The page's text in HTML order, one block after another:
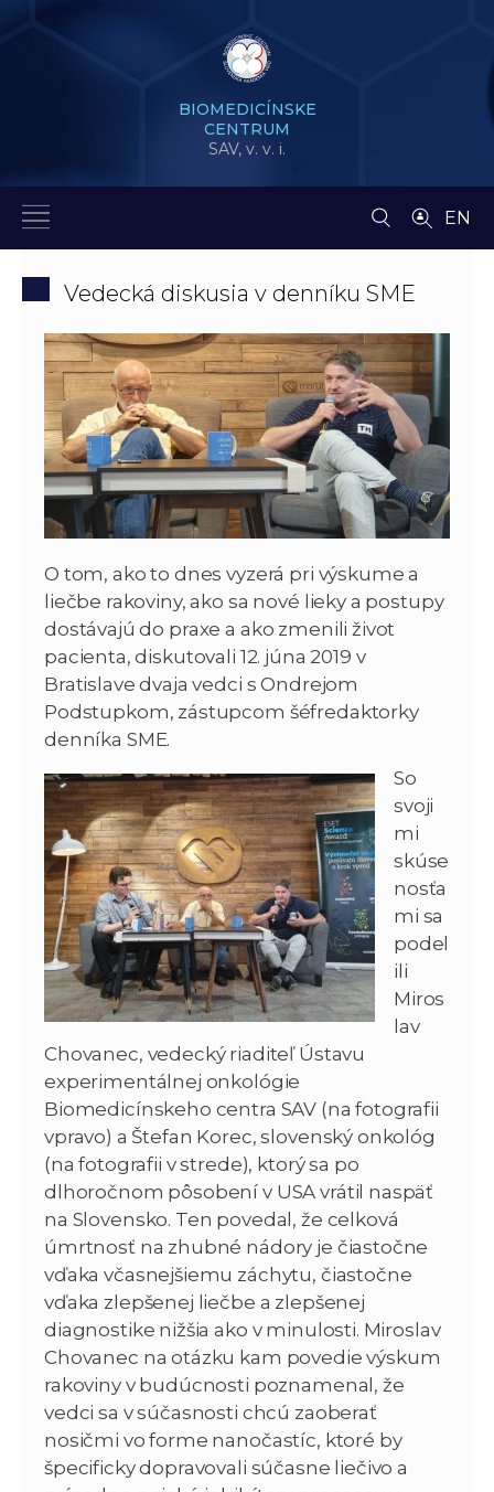
BIOMEDICÍNSKE
CENTRUM
SAV, v. v. i.
EN
Vedecká diskusia v denníku SME
O tom, ako to dnes vyzerá pri výskume a
liečbe rakoviny, ako sa nové lieky a postupy
dostávajú do praxe a ako zmenili život
pacienta, diskutovali 12. júna 2019 v
Bratislave dvaja vedci s Ondrejom
Podstupkom, zástupcom šéfredaktorky
denníka SME.
So
svoji
mi
skúse
nosťa
mi sa
podel
ili
Miros
lav
Chovanec, vedecký riaditeľ Ústavu
experimentálnej onkológie
Biomedicínskeho centra SAV (na fotografii
vpravo) a Štefan Korec, slovenský onkológ
(na fotografii v strede), ktorý sa po
dlhoročnom pôsobení v USA vrátil naspäť
na Slovensko. Ten povedal, že celková
úmrtnosť na zhubné nádory je čiastočne
vďaka včasnejšiemu záchytu, čiastočne
vďaka zlepšenej liečbe a zlepšenej
diagnostike nižšia ako v minulosti. Miroslav
Chovanec na otázku kam povedie výskum
rakoviny v budúcnosti poznamenal, že
vedci sa v súčasnosti chcú zaoberať
nosičmi vo forme nanočastíc, ktoré by
špecificky dopravovali súčasne liečivo a